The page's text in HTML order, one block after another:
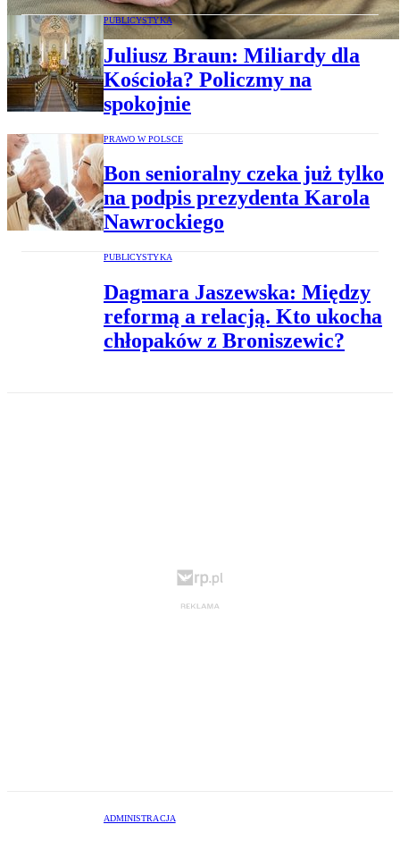
PUBLICYSTYKA
Juliusz Braun: Miliardy dla
Kościoła? Policzmy na
spokojnie
PRAWO W POLSCE
Bon senioralny czeka już tylko
na podpis prezydenta Karola
Nawrockiego
PUBLICYSTYKA
Dagmara Jaszewska: Między
reformą a relacją. Kto ukocha
chłopaków z Broniszewic?
ADMINISTRACJA